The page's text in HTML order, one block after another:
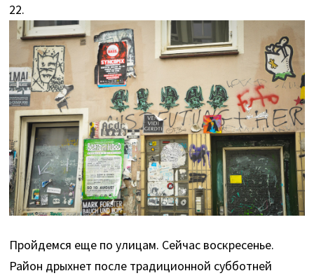
22.
Пройдемся еще по улицам. Сейчас воскресенье.
Район дрыхнет после традиционной субботней